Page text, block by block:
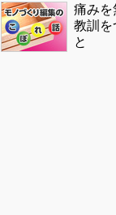
痛みを
教訓を
と